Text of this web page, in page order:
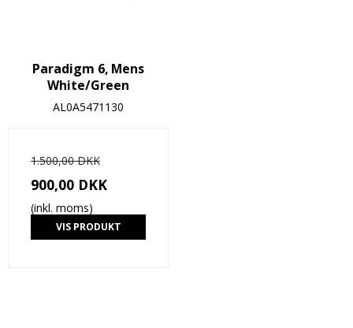
Paradigm 6, Mens
White/Green
AL0A5471130
1.500,00 DKK
900,00 DKK
(inkl. moms)
VIS PRODUKT